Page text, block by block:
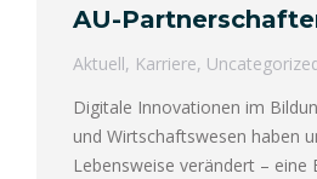
AU-
Aktuell, Karriere,
Digitale Innovationen im
und Wirtschaftswesen haben
Lebensweise verändert – eine